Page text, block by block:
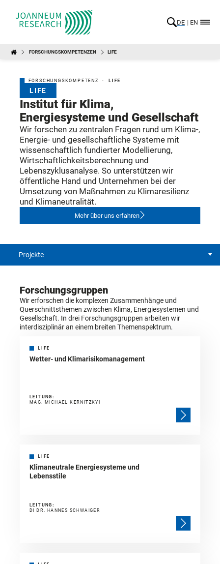
DE EN
FORSCHUNGSKOMPETENZEN LIFE
FORSCHUNGSKOMPETENZ - LIFE
LIFE
Institut für Klima,
Energiesysteme und Gesellschaft
Wir forschen zu zentralen Fragen rund um Klima-,
Energie- und gesellschaftliche Systeme mit
wissenschaftlich fundierter Modellierung,
Wirtschaftlichkeitsberechnung und
Lebenszyklusanalyse. So unterstützen wir
öffentliche Hand und Unternehmen bei der
Umsetzung von Maßnahmen zu Klimaresilienz
und Klimaneutralität.
Mehr über uns erfahren
Projekte
Forschungsgruppen
Wir erforschen die komplexen Zusammenhänge und
Querschnittsthemen zwischen Klima, Energiesystemen und
Gesellschaft. In drei Forschungsgruppen arbeiten wir
interdisziplinär an einem breiten Themenspektrum.
LIFE
Wetter- und Klimarisikomanagement
LEITUNG:
MAG. MICHAEL KERNITZKYI
LIFE
Klimaneutrale Energiesysteme und
Lebensstile
LEITUNG:
DI DR. HANNES SCHWAIGER